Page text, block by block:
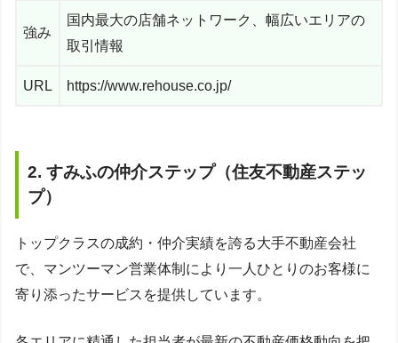
強み
国内最大の店舗ネットワーク、幅広いエリアの
取引情報
URL https://www.rehouse.co.jp/
2. すみふの仲介ステップ（住友不動産ステッ
プ）
トップクラスの成約・仲介実績を誇る大手不動産会社
で、マンツーマン営業体制により一人ひとりのお客様に
寄り添ったサービスを提供しています。